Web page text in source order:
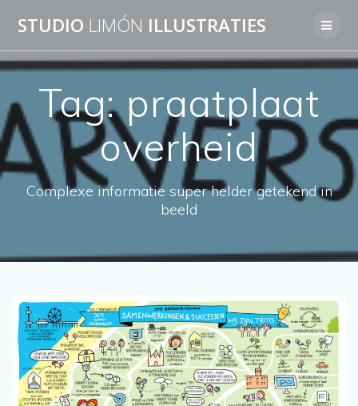
to
STUDIO LIMÓN ILLUSTRATIES
Tag:praatplaat
overheid
Complexe informatie super helder getekend in
beeld